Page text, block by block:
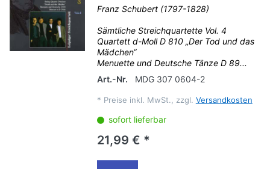
Franz Schubert (1797-1828)
Sämtliche Streichquartette Vol. 4
Quartett d-Moll D 810 „Der Tod und das
Mädchen“
Menuette und Deutsche Tänze D 89...
Art.-Nr.
MDG 307 0604-2
* Preise inkl. MwSt., zzgl. Versandkosten
sofort lieferbar
21,99 € *